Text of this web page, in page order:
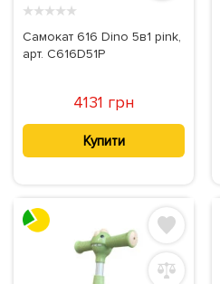
★★★★★
Самокат 616 Dino 5в1 pink,
арт. C616D51P
4131 грн
Купити